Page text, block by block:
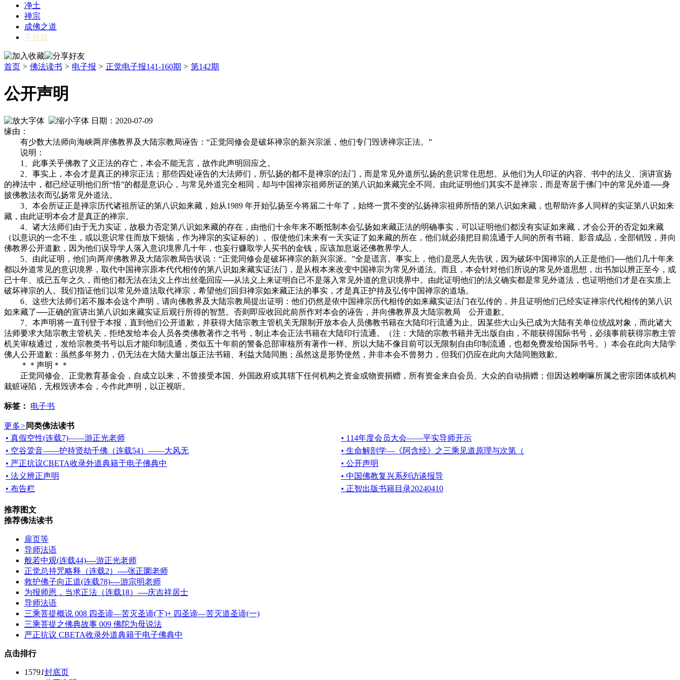
净土
禅宗
成佛之道
手机版
首页 > 佛法读书 > 电子报 > 正觉电子报141-160期 > 第142期
公开声明
日期：2020-07-09
缘由：
有少数大法师向海峡两岸佛教界及大陆宗教局诬告：“正觉同修会是破坏禅宗的新兴宗派，他们专门毁谤禅宗正法。”
说明：
1、此事关乎佛教了义正法的存亡，本会不能无言，故作此声明回应之。
2、事实上，本会才是真正的禅宗正法；那些四处诬告的大法师们，所弘扬的都不是禅宗的法门，而是常见外道所弘扬的意识常住思想。从他们为人印证的内容、书中的法义、演讲宣扬
的禅法中，都已经证明他们所“悟”的都是意识心，与常见外道完全相同，却与中国禅宗祖师所证的第八识如来藏完全不同。由此证明他们其实不是禅宗，而是寄居于佛门中的常见外道──身
披佛教法衣而弘扬常见外道法。
3、本会所证正是禅宗历代诸祖所证的第八识如来藏，始从1989 年开始弘扬至今将届二十年了，始终一贯不变的弘扬禅宗祖师所悟的第八识如来藏，也帮助许多人同样的实证第八识如来
藏，由此证明本会才是真正的禅宗。
4、诸大法师们由于无力实证，故极力否定第八识如来藏的存在，由他们十余年来不断抵制本会弘扬如来藏正法的明确事实，可以证明他们都没有实证如来藏，才会公开的否定如来藏
（以意识的一念不生，或以意识常住而放下烦恼，作为禅宗的实证标的）。假使他们未来有一天实证了如来藏的所在，他们就必须把目前流通于人间的所有书籍、影音成品，全部销毁，并向
佛教界公开道歉，因为他们误导学人落入意识境界几十年，也妄行赚取学人买书的金钱，应该加息返还佛教界学人。
5、由此证明，他们向两岸佛教界及大陆宗教局告状说：“正觉同修会是破坏禅宗的新兴宗派。”全是谎言。事实上，他们是恶人先告状，因为破坏中国禅宗的人正是他们──他们几十年来
都以外道常见的意识境界，取代中国禅宗原本代代相传的第八识如来藏实证法门，是从根本来改变中国禅宗为常见外道法。而且，本会针对他们所说的常见外道思想，出书加以辨正至今，或
已十年、或已五年之久，而他们都无法在法义上作出丝毫回应──从法义上来证明自己不是落入常见外道的意识境界中。由此证明他们的法义确实都是常见外道法，也证明他们才是在实质上
破坏禅宗的人。我们指证他们以常见外道法取代禅宗，希望他们回归禅宗如来藏正法的事实，才是真正护持及弘传中国禅宗的道场。
6、这些大法师们若不服本会这个声明，请向佛教界及大陆宗教局提出证明：他们仍然是依中国禅宗历代相传的如来藏实证法门在弘传的，并且证明他们已经实证禅宗代代相传的第八识
如来藏了──正确的宣讲出第八识如来藏实证后观行所得的智慧。否则即应收回此前所作对本会的诬告，并向佛教界及大陆宗教局 公开道歉。
7、本声明将一直刊登于本报，直到他们公开道歉，并获得大陆宗教主管机关无限制开放本会人员佛教书籍在大陆印行流通为止。因某些大山头已成为大陆有关单位统战对象，而此诸大
法师要求大陆宗教主管机关，拒绝发给本会人员各类佛教著作之书号，制止本会正法书籍在大陆印行流通。（注：大陆的宗教书籍并无出版自由，不能获得国际书号，必须事前获得宗教主管
机关审核通过，发给宗教类书号以后才能印制流通，类似五十年前的警备总部审核所有著作一样。所以大陆不像目前可以无限制自由印制流通，也都免费发给国际书号。）本会在此向大陆学
佛人公开道歉：虽然多年努力，仍无法在大陆大量出版正法书籍、利益大陆同胞；虽然这是形势使然，并非本会不曾努力，但我们仍应在此向大陆同胞致歉。
＊＊声明＊＊
正觉同修会、正觉教育基金会，自成立以来，不曾接受本国、外国政府或其辖下任何机构之资金或物资捐赠，所有资金来自会员、大众的自动捐赠；但因达赖喇嘛所属之密宗团体或机构
栽赃诬陷，无根毁谤本会，今作此声明，以正视听。
标签： 电子书
更多> 同类佛法读书
• 真假空性(连载7)——游正光老师
• 114年度会员大会——平实导师开示
• 空谷跫音——护持贤劫千佛（连载54）——大风无
• 生命解剖学—《阿含经》之三乘见道原理与次第（
• 严正抗议CBETA收录外道典籍于电子佛典中
• 公开声明
• 法义辨正声明
• 中国佛教复兴系列访谈报导
• 布告栏
• 正智出版书籍目录20240410
推荐图文
推荐佛法读书
扉页等
导师法语
般若中观(连载44)----游正光老师
正觉总持咒略释（连载2）----张正圜老师
救护佛子向正道(连载78)----游宗明老师
为报师恩，当求正法（连载18）----庆吉祥居士
导师法语
三乘菩提概说 008 四圣谛—苦灭圣谛(下)+ 四圣谛—苦灭道圣谛(一)
三乘菩提之佛典故事 009 佛陀为母说法
严正抗议 CBETA收录外道典籍于电子佛典中
点击排行
15791封底页